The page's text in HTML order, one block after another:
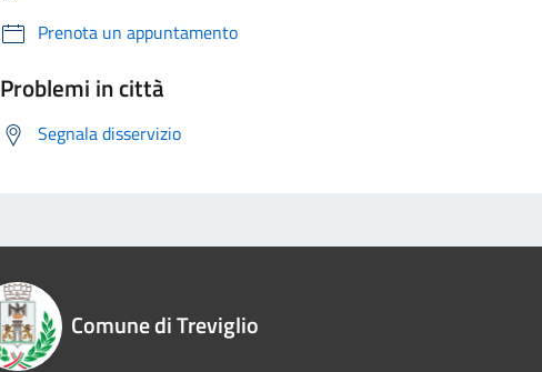
Prenota un appuntamento
Problemi in città
Segnala disservizio
Comune di Treviglio